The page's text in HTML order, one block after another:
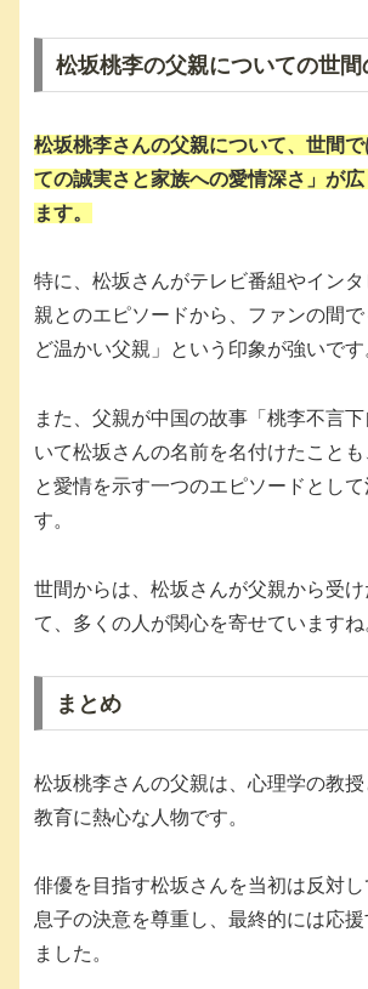
松坂桃李の父親についての世間
松坂桃李さんの父親について、世間
ての誠実さと家族への愛情深さ」が
ます。
特に、松坂さんがテレビ番組やイン
親とのエピソードから、ファンの間
ど温かい父親」という印象が強いです
また、父親が中国の故事「桃李不言
いて松坂さんの名前を名付けたこと
と愛情を示す一つのエピソードとして
す。
世間からは、松坂さんが父親から受
て、多くの人が関心を寄せていますね
まとめ
松坂桃李さんの父親は、心理学の教授
教育に熱心な人物です。
俳優を目指す松坂さんを当初は反対し
息子の決意を尊重し、最終的には応援
ました。